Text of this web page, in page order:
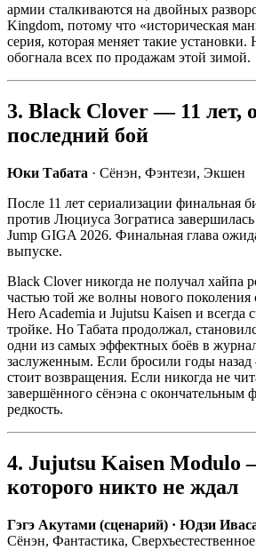
армии сталкиваются на двойных
Kingdom, потому что «историческая
серия, которая меняет такие установки.
обогнала всех по продажам этой зимой.
3. Black Clover — 11 лет,
последний бой
Юки Табата · Сёнэн, Фэнтези, Экшен
После 11 лет сериализации финальная
против Люциуса Зогратиса
Jump GIGA 2026. Финальная глава
выпуске.
Black Clover никогда не получал хайпа
частью той же волны нового поколения
Hero Academia и Jujutsu Kaisen и всегда
тройке. Но Табата продолжал,
одни из самых эффектных боёв в
заслуженным. Если бросили годы
стоит возвращения. Если никогда не
завершённого сёнэна с
редкость.
4. Jujutsu Kaisen Modulo
которого никто не ждал
Гэгэ Акутами (сценарий) · Юдзи
Сёнэн, Фантастика, Сверхъестественное